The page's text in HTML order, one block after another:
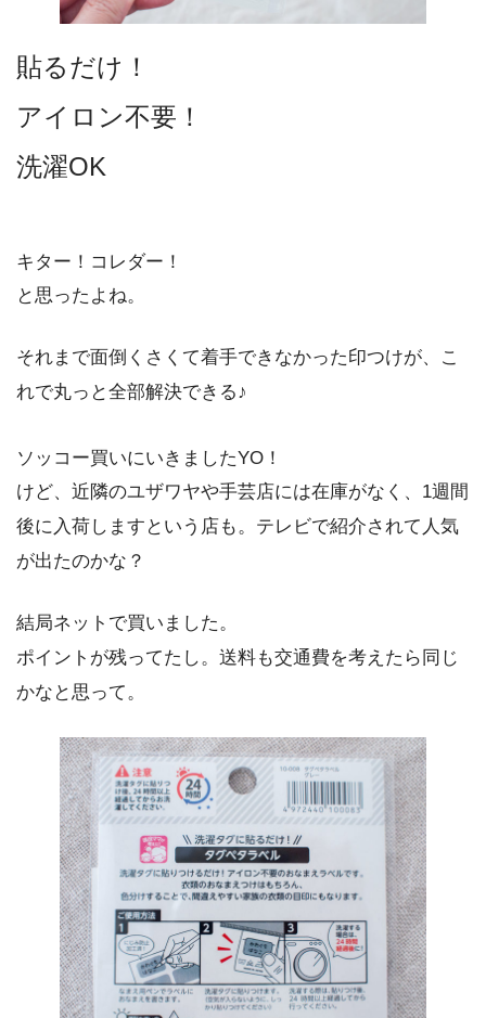
貼るだけ！
アイロン不要！
洗濯OK
キター！コレダー！
と思ったよね。
それまで面倒くさくて着手できなかった印つけが、こ
れで丸っと全部解決できる♪
ソッコー買いにいきましたYO！
けど、近隣のユザワヤや手芸店には在庫がなく、1週間
後に入荷しますという店も。テレビで紹介されて人気
が出たのかな？
結局ネットで買いました。
ポイントが残ってたし。送料も交通費を考えたら同じ
かなと思って。